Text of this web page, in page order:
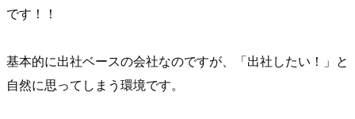
です！！
基本的に出社ベースの会社なのですが、「出社したい！」と
自然に思ってしまう環境です。